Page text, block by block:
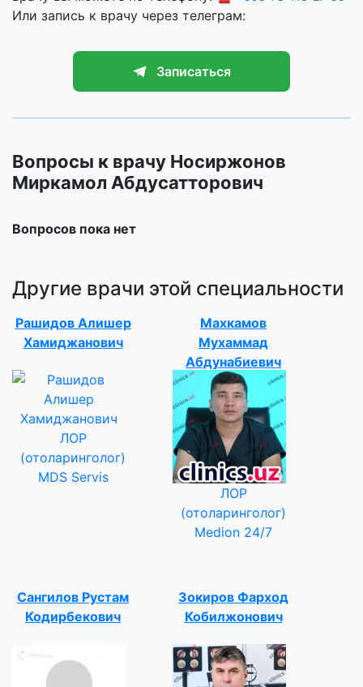
Или запись к врачу через телеграм:
Записаться
Вопросы к врачу Носиржонов
Миркамол Абдусатторович
Вопросов пока нет
Другие врачи этой специальности
Рашидов Алишер
Хамиджанович
ЛОР
(отоларинголог)
MDS Servis
Махкамов
Мухаммад
Абдунабиевич
ЛОР
(отоларинголог)
Medion 24/7
Сангилов Рустам
Кодирбекович
Зокиров Фарход
Кобилжонович